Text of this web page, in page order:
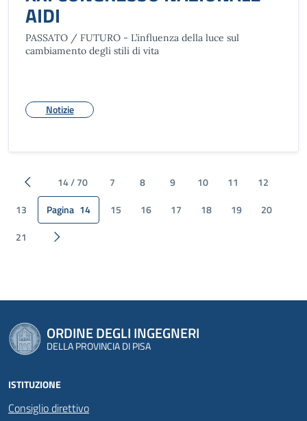
AIDI
PASSATO / FUTURO - L’influenza della luce sul
cambiamento degli stili di vita
Notizie
Pagina precedente
14 / 70 7 8 9 10 11
12
13
Pagina 14 15 16 17 18 19
20
21
Pagina successiva
ORDINE DEGLI INGEGNERI
DELLA PROVINCIA DI PISA
ISTITUZIONE
Consiglio direttivo